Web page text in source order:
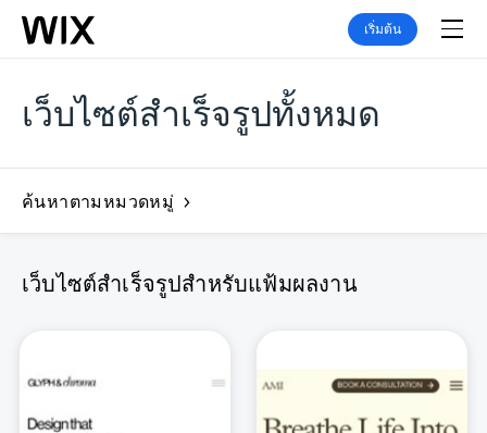
เริ่มต้น
เว็บไซต์สำเร็จรูปทั้งหมด
ค้นหาตามหมวดหมู่
เว็บไซต์สำเร็จรูปสำหรับแฟ้มผลงาน